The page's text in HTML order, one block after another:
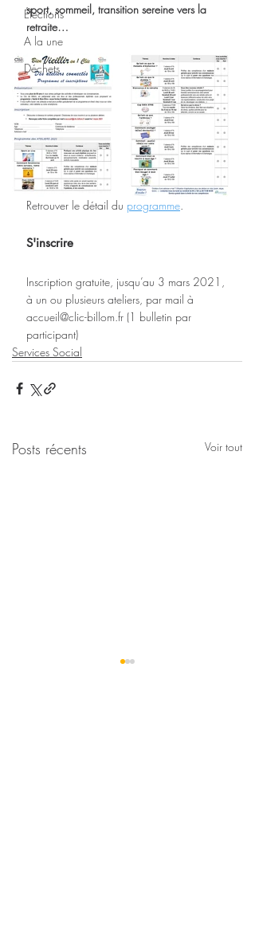
Élections
A la une
Déchets
sport, sommeil, transition sereine vers la
retraite…
Retrouver le détail du programme.
S'inscrire
Inscription gratuite, jusqu’au 3 mars 2021,
à un ou plusieurs ateliers, par mail à
accueil@clic-billom.fr (1 bulletin par
participant)
Services Social
Posts récents Voir tout